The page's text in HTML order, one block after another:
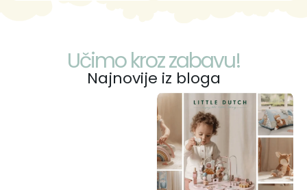
Učimo kroz zabavu!
Najnovije iz bloga